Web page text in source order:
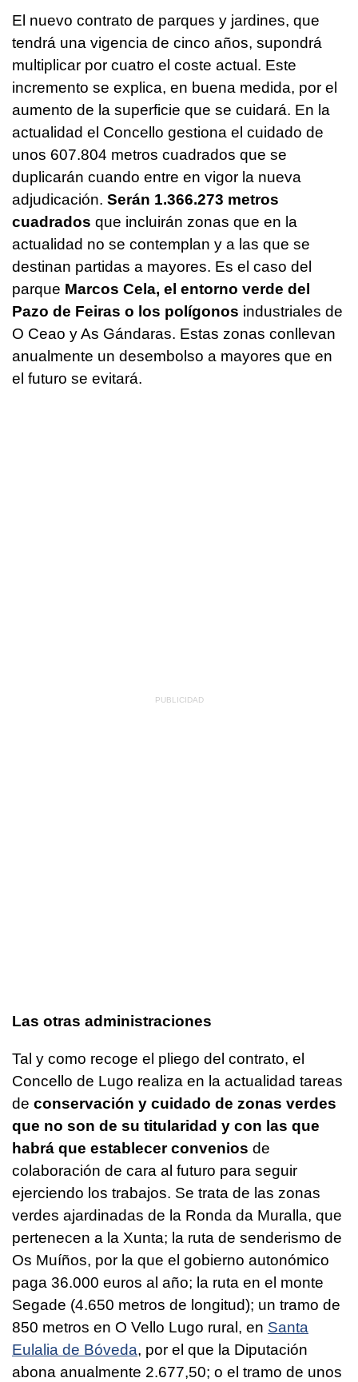
El nuevo contrato de parques y jardines, que
tendrá una vigencia de cinco años, supondrá
multiplicar por cuatro el coste actual. Este
incremento se explica, en buena medida, por el
aumento de la superficie que se cuidará. En la
actualidad el Concello gestiona el cuidado de
unos 607.804 metros cuadrados que se
duplicarán cuando entre en vigor la nueva
adjudicación. Serán 1.366.273 metros
cuadrados que incluirán zonas que en la
actualidad no se contemplan y a las que se
destinan partidas a mayores. Es el caso del
parque Marcos Cela, el entorno verde del
Pazo de Feiras o los polígonos industriales de
O Ceao y As Gándaras. Estas zonas conllevan
anualmente un desembolso a mayores que en
el futuro se evitará.
Las otras administraciones
Tal y como recoge el pliego del contrato, el
Concello de Lugo realiza en la actualidad tareas
de conservación y cuidado de zonas verdes
que no son de su titularidad y con las que
habrá que establecer convenios de
colaboración de cara al futuro para seguir
ejerciendo los trabajos. Se trata de las zonas
verdes ajardinadas de la Ronda da Muralla, que
pertenecen a la Xunta; la ruta de senderismo de
Os Muíños, por la que el gobierno autonómico
paga 36.000 euros al año; la ruta en el monte
Segade (4.650 metros de longitud); un tramo de
850 metros en O Vello Lugo rural, en Santa
Eulalia de Bóveda, por el que la Diputación
abona anualmente 2.677,50; o el tramo de unos